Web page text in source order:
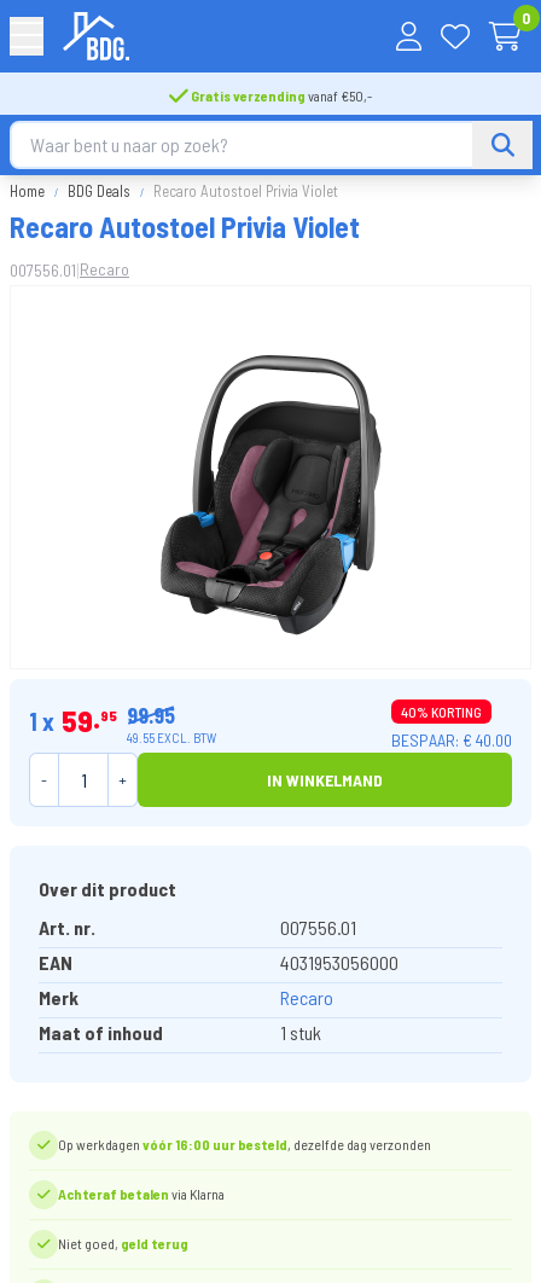
0
Gratis verzending vanaf €50,-
Home BDG Deals Recaro Autostoel Privia Violet
Recaro Autostoel Privia Violet
007556.01|Recaro
1 x 59 95 99.95
49.55 EXCL. BTW
40% KORTING
BESPAAR: € 40.00
-
+ IN WINKELMAND
Over dit product
Art. nr.
007556.01
EAN
4031953056000
Merk
Recaro
Maat of inhoud
1 stuk
Op werkdagen vóór 16:00 uur besteld, dezelfde dag verzonden
Achteraf betalen via Klarna
Niet goed, geld terug